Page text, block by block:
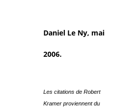
Daniel Le Ny, mai
2006.
Les citations de Robert
Kramer proviennent du